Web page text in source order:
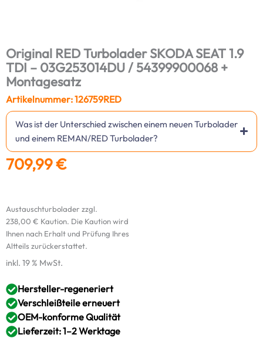
Original RED Turbolader SKODA SEAT 1.9
TDI – 03G253014DU / 54399900068 +
Montagesatz
Artikelnummer: 126759RED
Was ist der Unterschied zwischen einem neuen Turbolader
und einem REMAN/RED Turbolader?
709,99€
Austauschturbolader zzgl.
238,00 € Kaution. Die Kaution wird
Ihnen nach Erhalt und Prüfung Ihres
Altteils zurückerstattet.
inkl. 19 % MwSt.
Hersteller-regeneriert
Verschleißteile erneuert
OEM-konforme Qualität
Lieferzeit: 1–2 Werktage